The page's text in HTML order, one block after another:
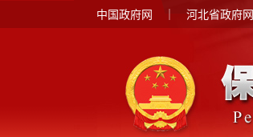
中国政府网 河北省政府网